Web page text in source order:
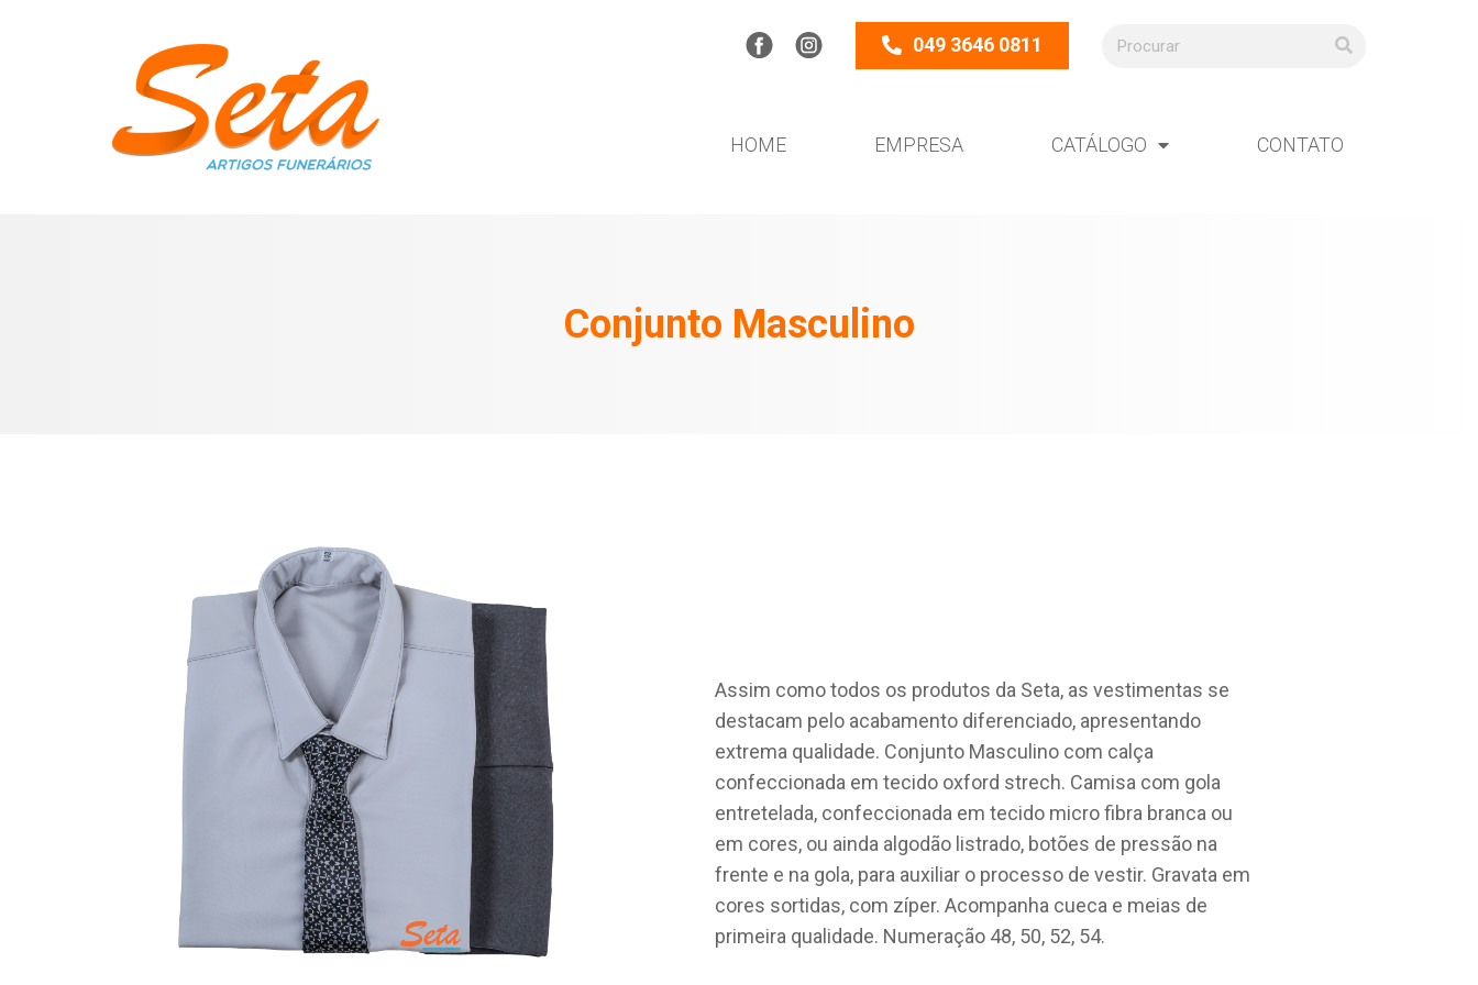
049 3646 0811
HOME EMPRESA CATÁLOGO CONTATO
Conjunto Masculino
Assim como todos os produtos da Seta, as vestimentas se
destacam pelo acabamento diferenciado, apresentando
extrema qualidade. Conjunto Masculino com calça
confeccionada em tecido oxford strech. Camisa com gola
entretelada, confeccionada em tecido micro fibra branca ou
em cores, ou ainda algodão listrado, botões de pressão na
frente e na gola, para auxiliar o processo de vestir. Gravata em
cores sortidas, com zíper. Acompanha cueca e meias de
primeira qualidade. Numeração 48, 50, 52, 54.